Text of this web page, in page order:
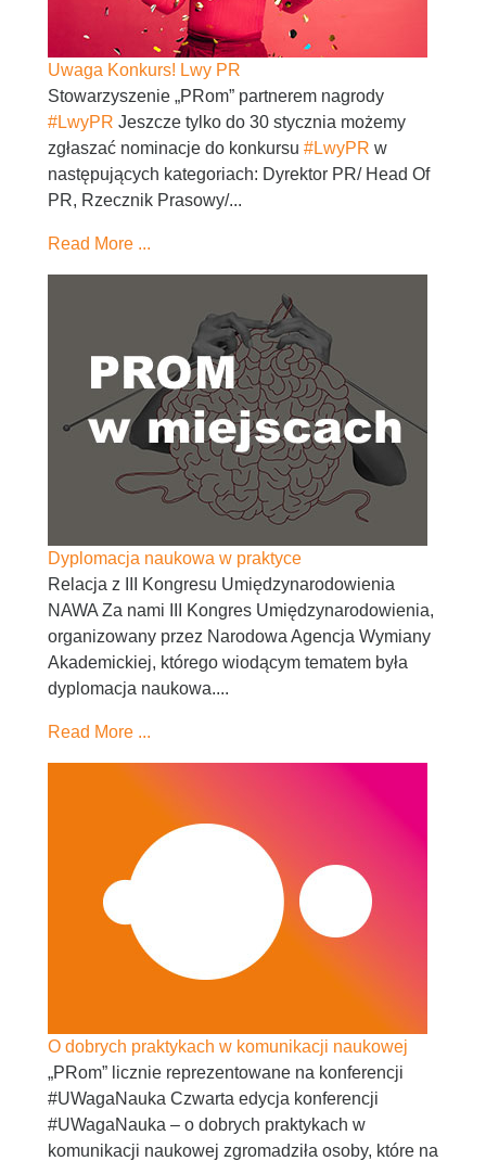
Uwaga Konkurs! Lwy PR
Stowarzyszenie „PRom” partnerem nagrody
#LwyPR Jeszcze tylko do 30 stycznia możemy
zgłaszać nominacje do konkursu #LwyPR w
następujących kategoriach: Dyrektor PR/ Head Of
PR, Rzecznik Prasowy/...
Read More ...
Dyplomacja naukowa w praktyce
Relacja z III Kongresu Umiędzynarodowienia
NAWA Za nami III Kongres Umiędzynarodowienia,
organizowany przez Narodowa Agencja Wymiany
Akademickiej, którego wiodącym tematem była
dyplomacja naukowa....
Read More ...
O dobrych praktykach w komunikacji naukowej
„PRom” licznie reprezentowane na konferencji
#UWagaNauka Czwarta edycja konferencji
#UWagaNauka – o dobrych praktykach w
komunikacji naukowej zgromadziła osoby, które na